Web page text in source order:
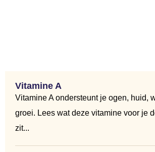
Vitamine A
Vitamine A ondersteunt je ogen, huid,
groei. Lees wat deze vitamine voor je
zit...